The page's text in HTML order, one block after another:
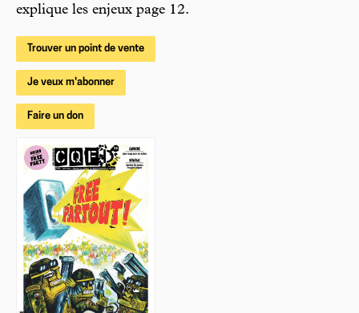
explique les enjeux page 12.
Trouver un point de vente
Je veux m'abonner
Faire un don